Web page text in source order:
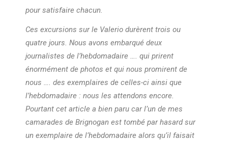
pour satisfaire chacun.
Ces excursions sur le Valerio durèrent trois ou
quatre jours. Nous avons embarqué deux
journalistes de l’hebdomadaire …. qui prirent
énormément de photos et qui nous promirent de
nous …. des exemplaires de celles-ci ainsi que
l’hebdomadaire : nous les attendons encore.
Pourtant cet article a bien paru car l’un de mes
camarades de Brignogan est tombé par hasard sur
un exemplaire de l’hebdomadaire alors qu’il faisait